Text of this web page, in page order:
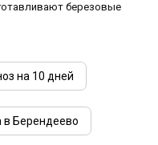
березовые
на 10 дней
в Берендеево